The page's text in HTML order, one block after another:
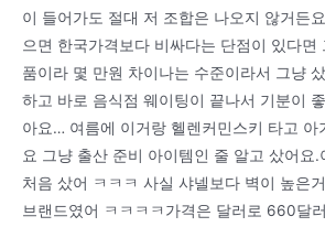
이 들어가도 절대 저 조합은 나오지 않거든
으면 한국가격보다 비싸다는 단점이 있다면
품이라 몇 만원 차이나는 수준이라서 그냥
하고 바로 음식점 웨이팅이 끝나서 기분이
아요… 여름에 이거랑 헬렌커민스키 타고 아
요 그냥 출산 준비 아이템인 줄 알고 샀어요
처음 샀어 ㅋㅋㅋ 사실 샤넬보다 벽이 높은
브랜드였어 ㅋㅋㅋㅋ가격은 달러로 660달